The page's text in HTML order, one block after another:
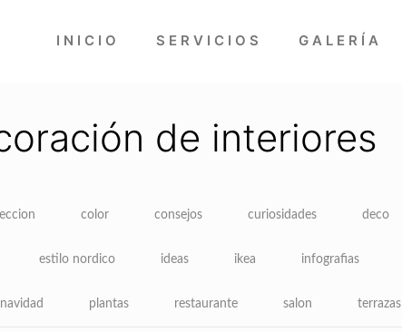
INICIO SERVICIOS GALERÍA
de interiores
color consejos curiosidades deco
estilo nordico ideas ikea infografias
navidad plantas restaurante salon terrazas